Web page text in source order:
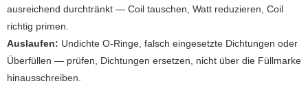
ausreichend durchtränkt — Coil tauschen, Watt reduzieren, Coil
richtig primen.
Auslaufen: Undichte O-Ringe, falsch eingesetzte Dichtungen oder
Überfüllen — prüfen, Dichtungen ersetzen, nicht über die Füllmarke
hinausschreiben.